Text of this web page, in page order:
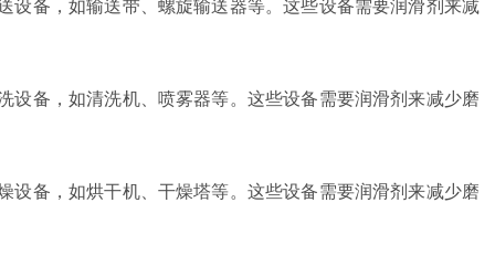
备，如清洗机、喷雾器等。这些设备需要润滑剂来减少磨
备，如烘干机、干燥塔等。这些设备需要润滑剂来减少磨